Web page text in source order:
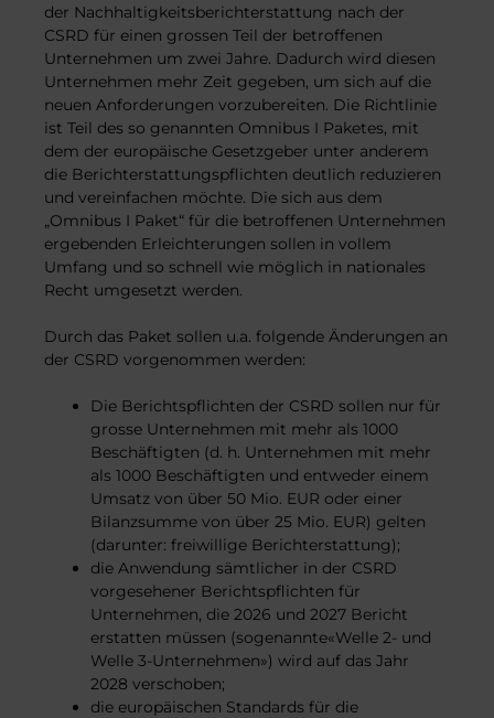
der Nachhaltigkeitsberichterstattung nach der
CSRD für einen grossen Teil der betroffenen
Unternehmen um zwei Jahre. Dadurch wird diesen
Unternehmen mehr Zeit gegeben, um sich auf die
neuen Anforderungen vorzubereiten. Die Richtlinie
ist Teil des so genannten Omnibus I Paketes, mit
dem der europäische Gesetzgeber unter anderem
die Berichterstattungspflichten deutlich reduzieren
und vereinfachen möchte. Die sich aus dem
„Omnibus I Paket“ für die betroffenen Unternehmen
ergebenden Erleichterungen sollen in vollem
Umfang und so schnell wie möglich in nationales
Recht umgesetzt werden.
Durch das Paket sollen u.a. folgende Änderungen an
der CSRD vorgenommen werden:
Die Berichtspflichten der CSRD sollen nur für
grosse Unternehmen mit mehr als 1000
Beschäftigten (d. h. Unternehmen mit mehr
als 1000 Beschäftigten und entweder einem
Umsatz von über 50 Mio. EUR oder einer
Bilanzsumme von über 25 Mio. EUR) gelten
(darunter: freiwillige Berichterstattung);
die Anwendung sämtlicher in der CSRD
vorgesehener Berichtspflichten für
Unternehmen, die 2026 und 2027 Bericht
erstatten müssen (sogenannte«Welle 2- und
Welle 3-Unternehmen») wird auf das Jahr
2028 verschoben;
die europäischen Standards für die